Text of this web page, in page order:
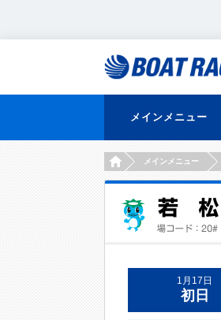
メインメニュー
HOMEメインメニュー
1月17日
初日